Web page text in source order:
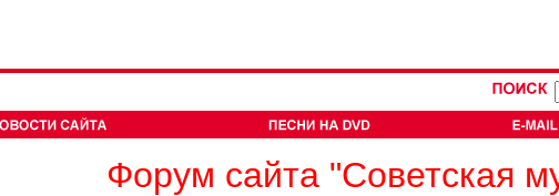
Форум сайта "Советская